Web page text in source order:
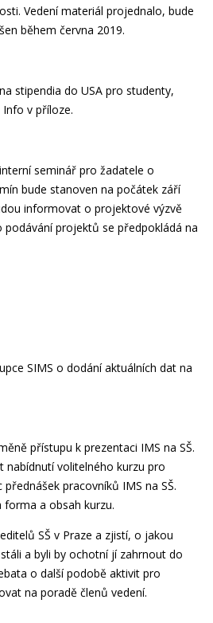
Vedení materiál projednalo, bude
během června 2019.
stipendia do USA pro studenty,
v příloze.
seminář pro žadatele o
bude stanoven na počátek září
informovat o projektové výzvě
podávání projektů se předpokládá na
SIMS o dodání aktuálních dat na
přístupu k prezentaci IMS na SŠ.
nabídnutí volitelného kurzu pro
pracovníků IMS na SŠ.
a obsah kurzu.
SŠ v Praze a zjistí, o jakou
a byli by ochotní jí zahrnout do
o další podobě aktivit pro
na poradě členů vedení.